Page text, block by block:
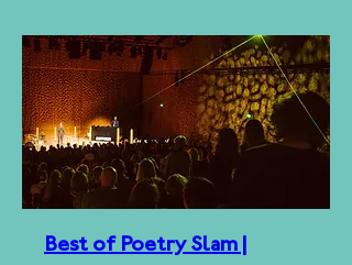
Best of Poetry Slam |